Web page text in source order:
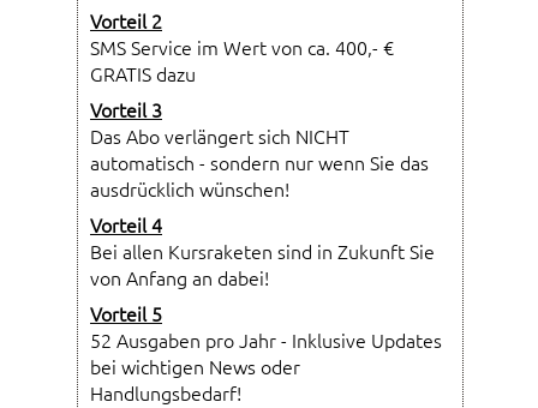
Vorteil 2
SMS Service im Wert von ca. 400,- €
GRATIS dazu
Vorteil 3
Das Abo verlängert sich NICHT
automatisch - sondern nur wenn Sie das
ausdrücklich wünschen!
Vorteil 4
Bei allen Kursraketen sind in Zukunft Sie
von Anfang an dabei!
Vorteil 5
52 Ausgaben pro Jahr - Inklusive Updates
bei wichtigen News oder
Handlungsbedarf!